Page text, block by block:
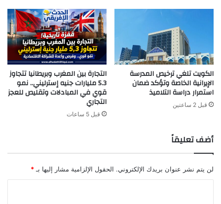
الكويت تلغي ترخيص المدرسة
الإيرانية الخاصة وتؤكد ضمان
استمرار دراسة التلاميذ
قبل 2 ساعتين
التجارة بين المغرب وبريطانيا تتجاوز
5.3 مليارات جنيه إسترليني.. نمو
قوي في المبادلات وتقليص للعجز
التجاري
قبل 5 ساعات
أضف تعليقاً
لن يتم نشر عنوان بريدك الإلكتروني. الحقول الإلزامية مشار إليها بـ*